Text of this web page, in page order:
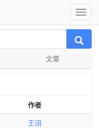
文章
作者
王诩